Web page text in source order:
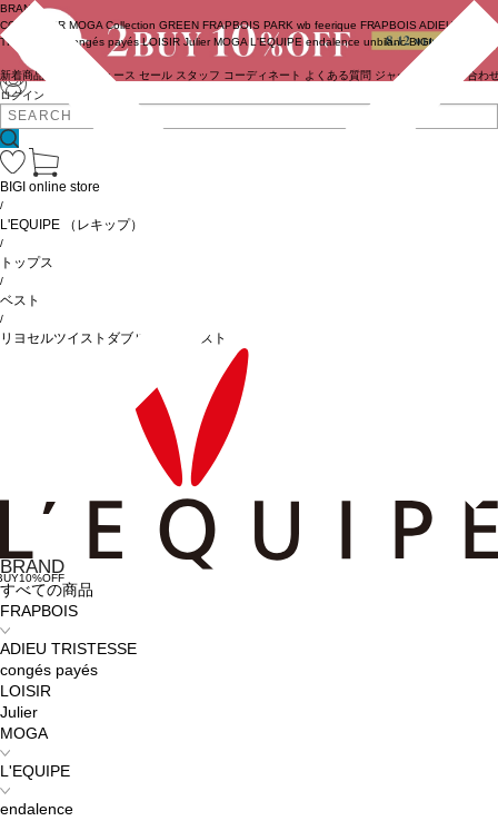
ログイン
BRAND
COUTURIER MOGA Collection GREEN FRAPBOIS PARK wb feerique FRAPBOIS ADIEU
TRISTESSE
congés payés LOISIR Julier MOGA L'EQUIPE endalence unbilanc BIGI online store
新着商品 ニュース セール スタッフ コーディネート よくある質問 ジャーナル お問い合わ
BRAND
すべての商品
FRAPBOIS
ADIEU TRISTESSE
congés payés
LOISIR
Julier
MOGA
L'EQUIPE
endalence
BIGI online store
/
L'EQUIPE （レキップ）
/
トップス
/
ベスト
/
リヨセルツイストダブルクロスベスト